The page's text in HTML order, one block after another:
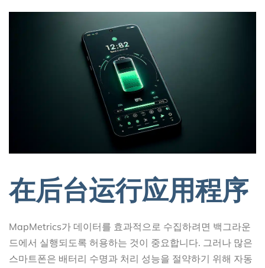
在后台运行应用程序
MapMetrics가 데이터를 효과적으로 수집하려면 백그라운
드에서 실행되도록 허용하는 것이 중요합니다. 그러나 많은
스마트폰은 배터리 수명과 처리 성능을 절약하기 위해 자동